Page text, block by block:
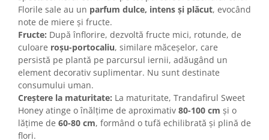
Florile sale au un parfum dulce, intens și plăcut, evocând
note de miere și fructe.
Fructe: După înflorire, dezvoltă fructe mici, rotunde, de
culoare roșu-portocaliu, similare măceșelor, care
persistă pe plantă pe parcursul iernii, adăugând un
element decorativ suplimentar. Nu sunt destinate
consumului uman.
Creștere la maturitate: La maturitate, Trandafirul Sweet
Honey atinge o înălțime de aproximativ 80-100 cm și o
lățime de 60-80 cm, formând o tufă echilibrată și plină de
flori.